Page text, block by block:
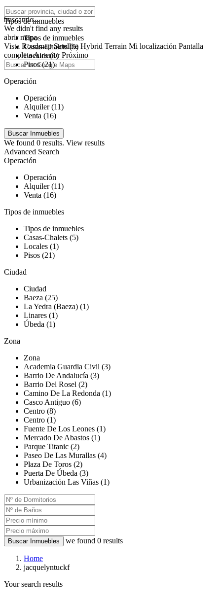
click to enable zoom
buscando...
We didn't find any results
abrir mapa
Vista Roadmap Satellite Hybrid Terrain Mi localización Pantalla
completaAnterior Próximo
Tipos de inmuebles
Tipos de inmuebles
Casas-Chalets (5)
Locales (1)
Pisos (21)
Operación
Operación
Alquiler (11)
Venta (16)
We found 0 results. View results
Advanced Search
Operación
Operación
Alquiler (11)
Venta (16)
Tipos de inmuebles
Tipos de inmuebles
Casas-Chalets (5)
Locales (1)
Pisos (21)
Ciudad
Ciudad
Baeza (25)
La Yedra (Baeza) (1)
Linares (1)
Úbeda (1)
Zona
Zona
Academia Guardia Civil (3)
Barrio De Andalucía (3)
Barrio Del Rosel (2)
Camino De La Redonda (1)
Casco Antiguo (6)
Centro (8)
Centro (1)
Fuente De Los Leones (1)
Mercado De Abastos (1)
Parque Titanic (2)
Paseo De Las Murallas (4)
Plaza De Toros (2)
Puerta De Úbeda (3)
Urbanización Las Viñas (1)
Buscar Inmuebles we found 0 results
Home
jacquelyntuckf
Your search results